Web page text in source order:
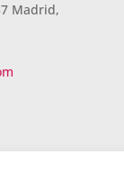
Madrid,